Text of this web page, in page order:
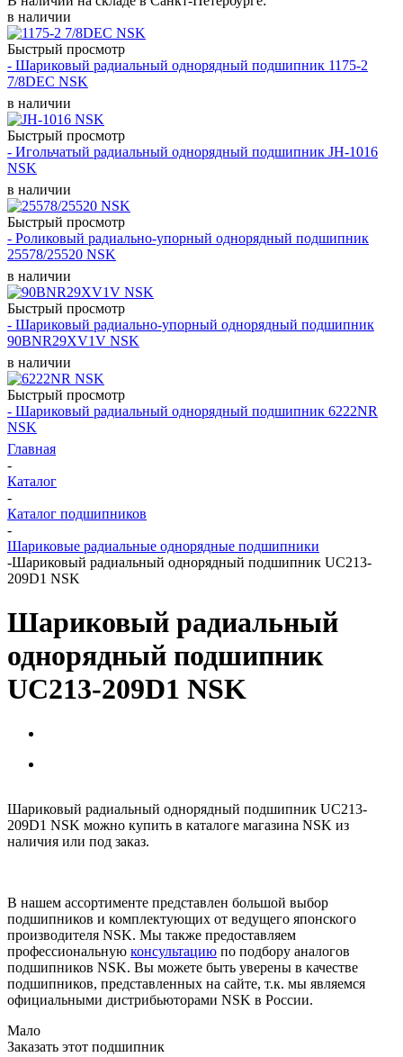
в наличии
Быстрый просмотр
- Шариковый радиальный однорядный подшипник 1175-2
7/8DEC NSK
в наличии
Быстрый просмотр
- Игольчатый радиальный однорядный подшипник JH-1016
NSK
в наличии
Быстрый просмотр
- Роликовый радиально-упорный однорядный подшипник
25578/25520 NSK
в наличии
Быстрый просмотр
- Шариковый радиально-упорный однорядный подшипник
90BNR29XV1V NSK
в наличии
Быстрый просмотр
- Шариковый радиальный однорядный подшипник 6222NR
NSK
Главная
-
Каталог
-
Каталог подшипников
-
Шариковые радиальные однорядные подшипники
-Шариковый радиальный однорядный подшипник UC213-
209D1 NSK
Шариковый радиальный
однорядный подшипник
UC213-209D1 NSK
Шариковый радиальный однорядный подшипник UC213-
209D1 NSK можно купить в каталоге магазина NSK из
наличия или под заказ.
В нашем ассортименте представлен большой выбор
подшипников и комплектующих от ведущего японского
производителя NSK. Мы также предоставляем
профессиональную консультацию по подбору аналогов
подшипников NSK. Вы можете быть уверены в качестве
подшипников, представленных на сайте, т.к. мы являемся
официальными дистрибьюторами NSK в России.
Мало
Заказать этот подшипник